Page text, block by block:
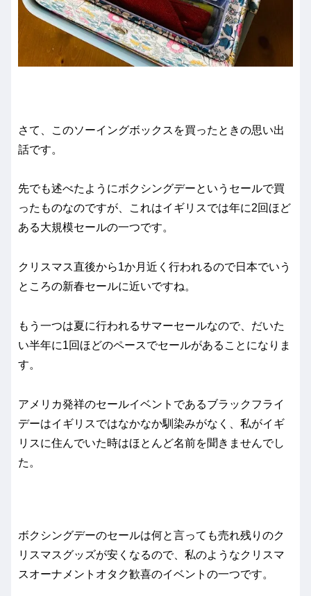
さて、このソーイングボックスを買ったときの思い出
話です。
先でも述べたようにボクシングデーというセールで買
ったものなのですが、これはイギリスでは年に2回ほど
ある大規模セールの一つです。
クリスマス直後から1か月近く行われるので日本でいう
ところの新春セールに近いですね。
もう一つは夏に行われるサマーセールなので、だいた
い半年に1回ほどのペースでセールがあることになりま
す。
アメリカ発祥のセールイベントであるブラックフライ
デーはイギリスではなかなか馴染みがなく、私がイギ
リスに住んでいた時はほとんど名前を聞きませんでし
た。
ボクシングデーのセールは何と言っても売れ残りのク
リスマスグッズが安くなるので、私のようなクリスマ
スオーナメントオタク歓喜のイベントの一つです。